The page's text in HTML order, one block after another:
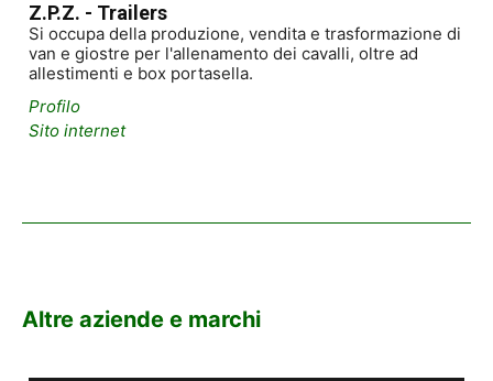
Z.P.Z. - Trailers
Si occupa della produzione, vendita e trasformazione di
van e giostre per l'allenamento dei cavalli, oltre ad
allestimenti e box portasella.
Profilo
Sito internet
Altre aziende e marchi